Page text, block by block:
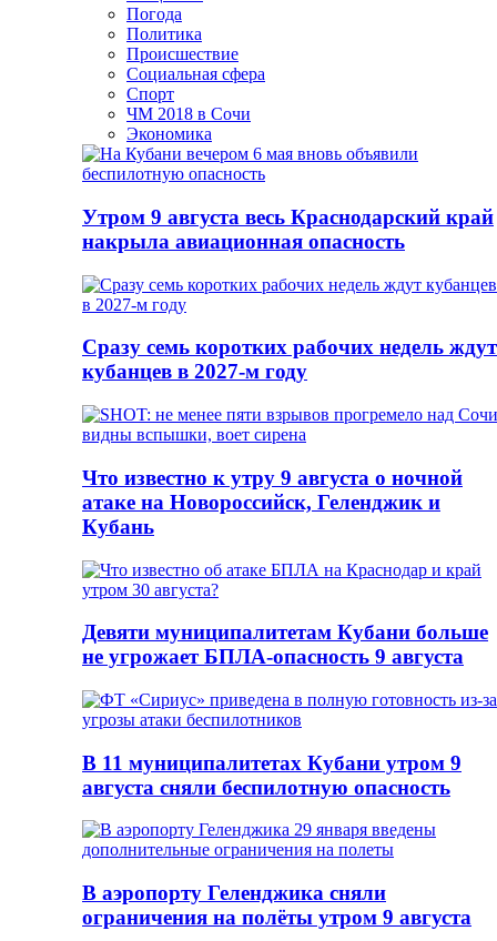
Погода
Политика
Происшествие
Социальная сфера
Спорт
ЧМ 2018 в Сочи
Экономика
Утром 9 августа весь Краснодарский край
накрыла авиационная опасность
Сразу семь коротких рабочих недель ждут
кубанцев в 2027-м году
Что известно к утру 9 августа о ночной
атаке на Новороссийск, Геленджик и
Кубань
Девяти муниципалитетам Кубани больше
не угрожает БПЛА-опасность 9 августа
В 11 муниципалитетах Кубани утром 9
августа сняли беспилотную опасность
В аэропорту Геленджика сняли
ограничения на полёты утром 9 августа